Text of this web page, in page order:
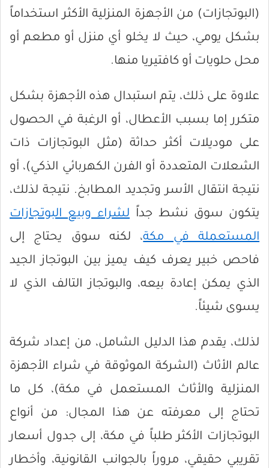
(البوتجازات) من الأجهزة المنزلية الأكثر استخداماً
بشكل يومي، حيث لا يخلو أي منزل أو مطعم أو
محل حلويات أو كافتيريا منها.
علاوة على ذلك، يتم استبدال هذه الأجهزة بشكل
متكرر إما بسبب الأعطال، أو الرغبة في الحصول
على موديلات أكثر حداثة (مثل البوتجازات ذات
الشعلات المتعددة أو الفرن الكهربائي الذكي)، أو
نتيجة انتقال الأسر وتجديد المطابخ. نتيجة لذلك،
يتكون سوق نشط جداً لشراء وبيع البوتجازات
المستعملة في مكة، لكنه سوق يحتاج إلى
فاحص خبير يعرف كيف يميز بين البوتجاز الجيد
الذي يمكن إعادة بيعه، والبوتجاز التالف الذي لا
يسوى شيئاً.
لذلك، يقدم هذا الدليل الشامل، من إعداد شركة
عالم الأثاث (الشركة الموثوقة في شراء الأجهزة
المنزلية والأثاث المستعمل في مكة)، كل ما
تحتاج إلى معرفته عن هذا المجال: من أنواع
البوتجازات الأكثر طلباً في مكة، إلى جدول أسعار
تقريبي حقيقي، مروراً بالجوانب القانونية، وأخطار